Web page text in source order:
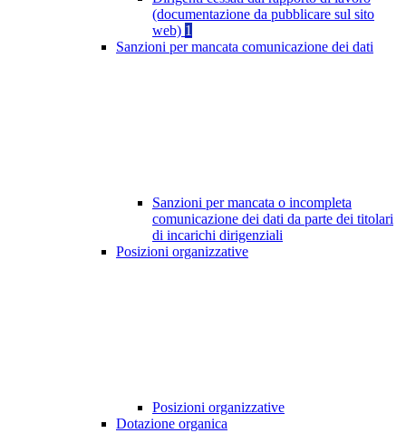
(documentazione da pubblicare sul sito
web) 1
Sanzioni per mancata comunicazione dei dati
Sanzioni per mancata o incompleta
comunicazione dei dati da parte dei titolari
di incarichi dirigenziali
Posizioni organizzative
Posizioni organizzative
Dotazione organica